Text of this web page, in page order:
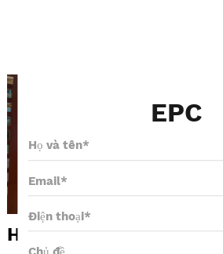
Học hỏi lẫn nhau
EPC